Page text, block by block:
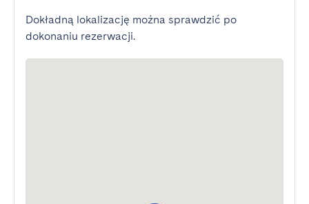
Dokładną lokalizację można sprawdzić po
dokonaniu rezerwacji.